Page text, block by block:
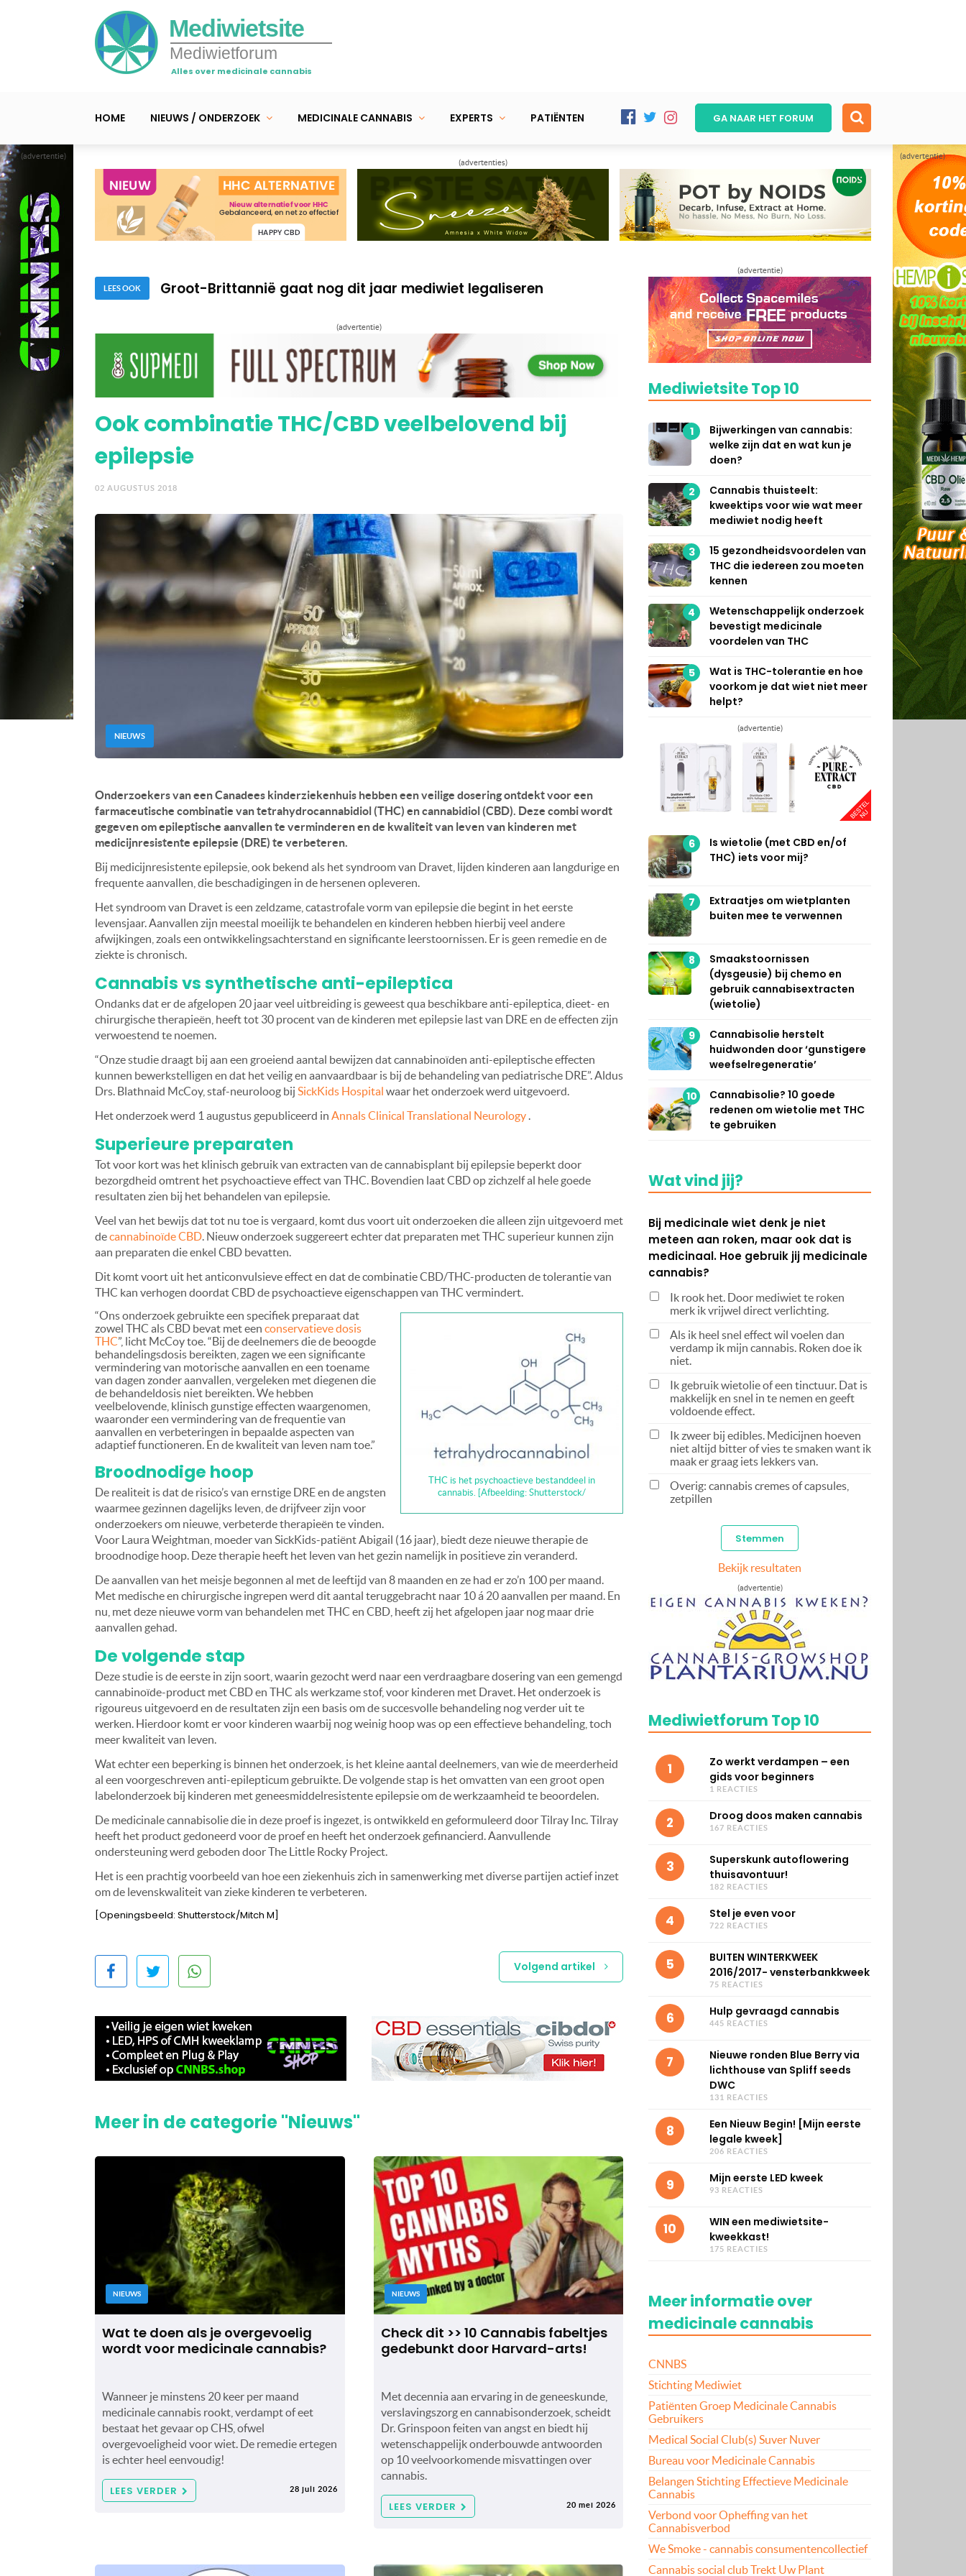
(advertentie) (advertentie)
Mediwietsite
Mediwietforum
Alles over medicinale cannabis
HOME NIEUWS / ONDERZOEK MEDICINALE CANNABIS EXPERTS PATIËNTEN GA NAAR HET FORUM
(advertenties)
LEES OOK
Onze groene dokter dieft en ontbladert zijn cannabisplanten
Cannabis gelinkt aan hogere overlevingskans bij hartaanval
Onze groene dokter dieft en ontbladert zijn cannabisplanten
Cannabis gelinkt aan hogere overlevingskans bij hartaanval
(advertentie)
Ook combinatie THC/CBD veelbelovend bij
epilepsie
02 AUGUSTUS 2018
NIEUWS
Onderzoekers van een Canadees kinderziekenhuis hebben een veilige dosering ontdekt voor een
farmaceutische combinatie van tetrahydrocannabidiol (THC) en cannabidiol (CBD). Deze combi wordt
gegeven om epileptische aanvallen te verminderen en de kwaliteit van leven van kinderen met
medicijnresistente epilepsie (DRE) te verbeteren.
Bij medicijnresistente epilepsie, ook bekend als het syndroom van Dravet, lijden kinderen aan langdurige en
frequente aanvallen, die beschadigingen in de hersenen opleveren.
Het syndroom van Dravet is een zeldzame, catastrofale vorm van epilepsie die begint in het eerste
levensjaar. Aanvallen zijn meestal moeilijk te behandelen en kinderen hebben hierbij veel andere
afwijkingen, zoals een ontwikkelingsachterstand en significante leerstoornissen. Er is geen remedie en de
ziekte is chronisch.
Cannabis vs synthetische anti-epileptica
Ondanks dat er de afgelopen 20 jaar veel uitbreiding is geweest qua beschikbare anti-epileptica, dieet- en
chirurgische therapieën, heeft tot 30 procent van de kinderen met epilepsie last van DRE en de effecten zijn
verwoestend te noemen.
“Onze studie draagt bij aan een groeiend aantal bewijzen dat cannabinoïden anti-epileptische effecten
kunnen bewerkstelligen en dat het veilig en aanvaardbaar is bij de behandeling van pediatrische DRE”. Aldus
Drs. Blathnaid McCoy, staf-neuroloog bij SickKids Hospital waar het onderzoek werd uitgevoerd.
Het onderzoek werd 1 augustus gepubliceerd in Annals Clinical Translational Neurology .
Superieure preparaten
Tot voor kort was het klinisch gebruik van extracten van de cannabisplant bij epilepsie beperkt door
bezorgdheid omtrent het psychoactieve effect van THC. Bovendien laat CBD op zichzelf al hele goede
resultaten zien bij het behandelen van epilepsie.
Veel van het bewijs dat tot nu toe is vergaard, komt dus voort uit onderzoeken die alleen zijn uitgevoerd met
decannabinoïde CBD. Nieuw onderzoek suggereert echter dat preparaten met THC superieur kunnen zijn
aan preparaten die enkel CBD bevatten.
Dit komt voort uit het anticonvulsieve effect en dat de combinatie CBD/THC-producten de tolerantie van
THC kan verhogen doordat CBD de psychoactieve eigenschappen van THC vermindert.
THC is het psychoactieve bestanddeel in
cannabis. [Afbeelding: Shutterstock/
“Ons onderzoek gebruikte een specifiek preparaat dat
zowel THC als CBD bevat met een conservatieve dosis
THC”, licht McCoy toe. “Bij de deelnemers die de beoogde
behandelingsdosis bereikten, zagen we een significante
vermindering van motorische aanvallen en een toename
van dagen zonder aanvallen, vergeleken met diegenen die
de behandeldosis niet bereikten. We hebben
veelbelovende, klinisch gunstige effecten waargenomen,
waaronder een vermindering van de frequentie van
aanvallen en verbeteringen in bepaalde aspecten van
adaptief functioneren. En de kwaliteit van leven nam toe.”
Broodnodige hoop
De realiteit is dat de risico’s van ernstige DRE en de angsten
waarmee gezinnen dagelijks leven, de drijfveer zijn voor
onderzoekers om nieuwe, verbeterde therapieën te vinden.
Voor Laura Weightman, moeder van SickKids-patiënt Abigail (16 jaar), biedt deze nieuwe therapie de
broodnodige hoop. Deze therapie heeft het leven van het gezin namelijk in positieve zin veranderd.
De aanvallen van het meisje begonnen al met de leeftijd van 8 maanden en ze had er zo’n 100 per maand.
Met medische en chirurgische ingrepen werd dit aantal teruggebracht naar 10 á 20 aanvallen per maand. En
nu, met deze nieuwe vorm van behandelen met THC en CBD, heeft zij het afgelopen jaar nog maar drie
aanvallen gehad.
De volgende stap
Deze studie is de eerste in zijn soort, waarin gezocht werd naar een verdraagbare dosering van een gemengd
cannabinoïde-product met CBD en THC als werkzame stof, voor kinderen met Dravet. Het onderzoek is
rigoureus uitgevoerd en de resultaten zijn een basis om de succesvolle behandeling nog verder uit te
werken. Hierdoor komt er voor kinderen waarbij nog weinig hoop was op een effectieve behandeling, toch
meer kwaliteit van leven.
Wat echter een beperking is binnen het onderzoek, is het kleine aantal deelnemers, van wie de meerderheid
al een voorgeschreven anti-epilepticum gebruikte. De volgende stap is het omvatten van een groot open
labelonderzoek bij kinderen met geneesmiddelresistente epilepsie om de werkzaamheid te beoordelen.
De medicinale cannabisolie die in deze proef is ingezet, is ontwikkeld en geformuleerd door Tilray Inc. Tilray
heeft het product gedoneerd voor de proef en heeft het onderzoek gefinancierd. Aanvullende
ondersteuning werd geboden door The Little Rocky Project.
Het is een prachtig voorbeeld van hoe een ziekenhuis zich in samenwerking met diverse partijen actief inzet
om de levenskwaliteit van zieke kinderen te verbeteren.
[Openingsbeeld: Shutterstock/Mitch M]
Volgend artikel
Meer in de categorie "Nieuws"
NIEUWS
Wat te doen als je overgevoelig
wordt voor medicinale cannabis?
Wanneer je minstens 20 keer per maand
medicinale cannabis rookt, verdampt of eet
bestaat het gevaar op CHS, ofwel
overgevoeligheid voor wiet. De remedie ertegen
is echter heel eenvoudig!
LEES VERDER 28 juli 2026
NIEUWS
Check dit >> 10 Cannabis fabeltjes
gedebunkt door Harvard-arts!
Met decennia aan ervaring in de geneeskunde,
verslavingszorg en cannabisonderzoek, scheidt
Dr. Grinspoon feiten van angst en biedt hij
wetenschappelijk onderbouwde antwoorden
op 10 veelvoorkomende misvattingen over
cannabis.
LEES VERDER 20 mei 2026
(advertentie)
Mediwietsite Top 10
1
Bijwerkingen van cannabis:
welke zijn dat en wat kun je
doen?
2
Cannabis thuisteelt:
kweektips voor wie wat meer
mediwiet nodig heeft
3
15 gezondheidsvoordelen van
THC die iedereen zou moeten
kennen
4
Wetenschappelijk onderzoek
bevestigt medicinale
voordelen van THC
5
Wat is THC-tolerantie en hoe
voorkom je dat wiet niet meer
helpt?
(advertentie)
6
Is wietolie (met CBD en/of
THC) iets voor mij?
7
Extraatjes om wietplanten
buiten mee te verwennen
8
Smaakstoornissen
(dysgeusie) bij chemo en
gebruik cannabisextracten
(wietolie)
9
Cannabisolie herstelt
huidwonden door ‘gunstigere
weefselregeneratie’
10
Cannabisolie? 10 goede
redenen om wietolie met THC
te gebruiken
Wat vind jij?
Bij medicinale wiet denk je niet
meteen aan roken, maar ook dat is
medicinaal. Hoe gebruik jij medicinale
cannabis?
Ik rook het. Door mediwiet te roken
merk ik vrijwel direct verlichting.
Als ik heel snel effect wil voelen dan
verdamp ik mijn cannabis. Roken doe ik
niet.
Ik gebruik wietolie of een tinctuur. Dat is
makkelijk en snel in te nemen en geeft
voldoende effect.
Ik zweer bij edibles. Medicijnen hoeven
niet altijd bitter of vies te smaken want ik
maak er graag iets lekkers van.
Overig: cannabis cremes of capsules,
zetpillen
Bekijk resultaten
(advertentie)
Mediwietforum Top 10
1
Zo werkt verdampen – een
gids voor beginners
1 REACTIES
2 Droog doos maken cannabis
167 REACTIES
3
Superskunk autoflowering
thuisavontuur!
182 REACTIES
4 Stel je even voor
722 REACTIES
5
BUITEN WINTERKWEEK
2016/2017- vensterbankkweek
75 REACTIES
6 Hulp gevraagd cannabis
445 REACTIES
7
Nieuwe ronden Blue Berry via
lichthouse van Spliff seeds
DWC
131 REACTIES
8
Een Nieuw Begin! [Mijn eerste
legale kweek]
206 REACTIES
9 Mijn eerste LED kweek
93 REACTIES
10
WIN een mediwietsite-
kweekkast!
175 REACTIES
Meer informatie over
medicinale cannabis
CNNBS
Stichting Mediwiet
Patiënten Groep Medicinale Cannabis
Gebruikers
Medical Social Club(s) Suver Nuver
Bureau voor Medicinale Cannabis
Belangen Stichting Effectieve Medicinale
Cannabis
Verbond voor Opheffing van het
Cannabisverbod
We Smoke - cannabis consumentencollectief
Cannabis social club Trekt Uw Plant